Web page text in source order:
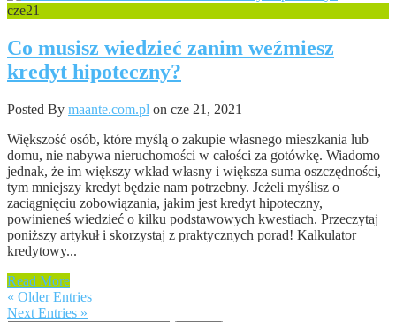
cze21
Co musisz wiedzieć zanim weźmiesz
kredyt hipoteczny?
Posted By maante.com.pl on cze 21, 2021
Większość osób, które myślą o zakupie własnego mieszkania lub
domu, nie nabywa nieruchomości w całości za gotówkę. Wiadomo
jednak, że im większy wkład własny i większa suma oszczędności,
tym mniejszy kredyt będzie nam potrzebny. Jeżeli myślisz o
zaciągnięciu zobowiązania, jakim jest kredyt hipoteczny,
powinieneś wiedzieć o kilku podstawowych kwestiach. Przeczytaj
poniższy artykuł i skorzystaj z praktycznych porad! Kalkulator
kredytowy...
Read More
« Older Entries
Next Entries »